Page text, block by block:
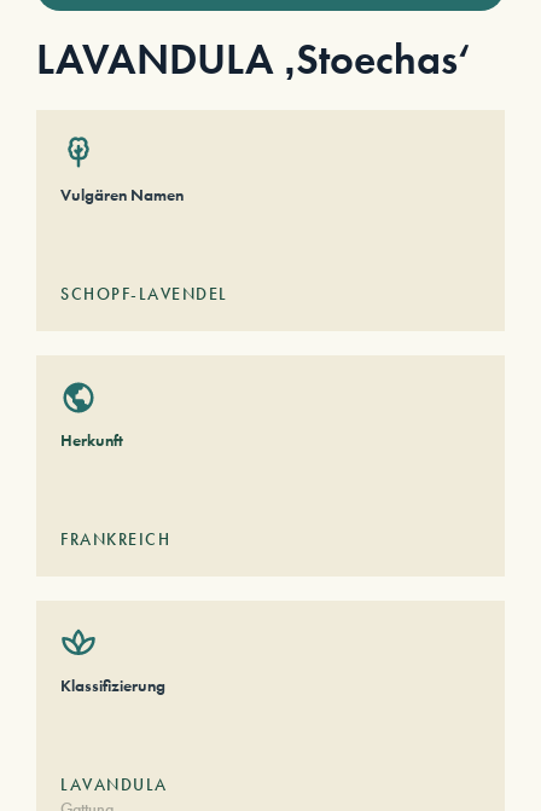
LAVANDULA ‚Stoechas‘
Vulgären Namen
SCHOPF-LAVENDEL
Herkunft
FRANKREICH
Klassifizierung
LAVANDULA